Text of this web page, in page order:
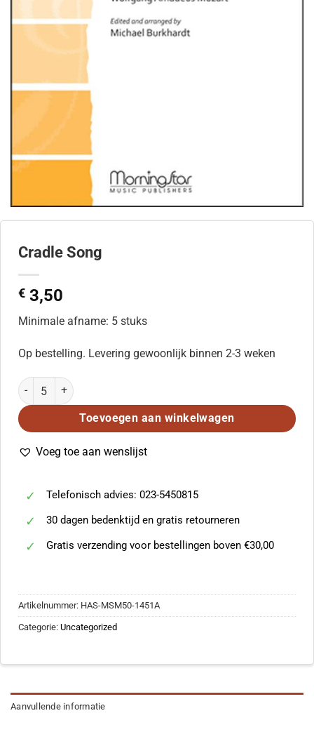
Cradle Song
€ 3,50
Minimale afname: 5 stuks
Op bestelling. Levering gewoonlijk binnen 2-3 weken
Cradle Song aantal
Toevoegen aan winkelwagen
Voeg toe aan wenslijst
Telefonisch advies: 023-5450815
30 dagen bedenktijd en gratis retourneren
Gratis verzending voor bestellingen boven €30,00
Artikelnummer: HAS-MSM50-1451A
Categorie: Uncategorized
Aanvullende informatie